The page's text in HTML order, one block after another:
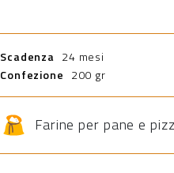
Scadenza 24 mesi
Confezione 200 gr
Farine per pane e